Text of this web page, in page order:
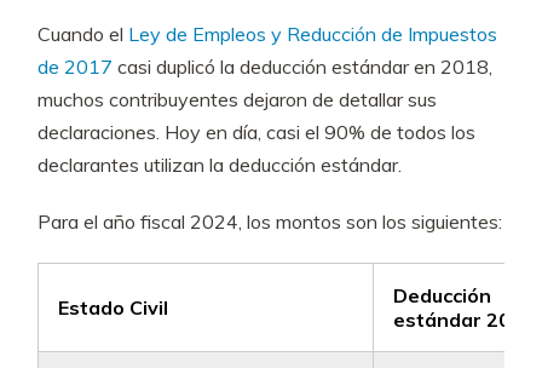
Cuando el Ley de Empleos y Reducción de Impuestos
de 2017 casi duplicó la deducción estándar en 2018,
muchos contribuyentes dejaron de detallar sus
declaraciones. Hoy en día, casi el 90% de todos los
declarantes utilizan la deducción estándar.
Para el año fiscal 2024, los montos son los siguientes:
Estado Civil
Deducción
estándar 2024